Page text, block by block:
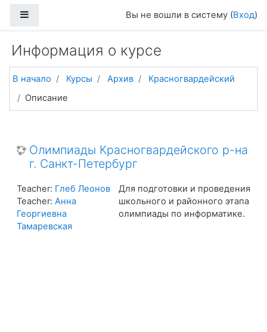
Вы не вошли в систему (Вход)
Информация о курсе
В начало Курсы Архив
Красногвардейский
Описание
Олимпиады Красногвардейского р-на
г. Санкт-Петербург
Для подготовки и проведения
школьного и районного этапа
олимпиады по информатике.
Teacher: Глеб Леонов
Teacher: Анна
Георгиевна
Тамаревская